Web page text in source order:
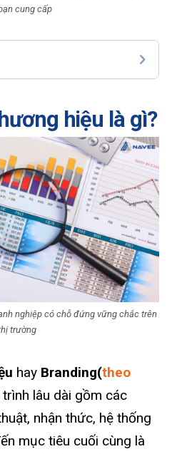
cung cấp
hiệu là gì?
nghiệp có chỗ đứng vững chắc trên
trường
hay Branding(theo
lâu dài gồm các
nhận thức, hệ thống
mục tiêu cuối cùng là